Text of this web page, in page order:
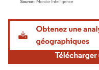
Image © Mordor Intelligence. La